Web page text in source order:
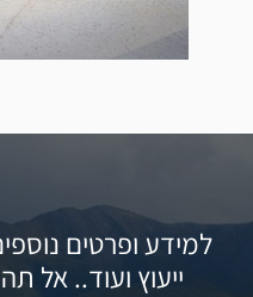
למידע ופרטים
ייעוץ ועוד.. אל